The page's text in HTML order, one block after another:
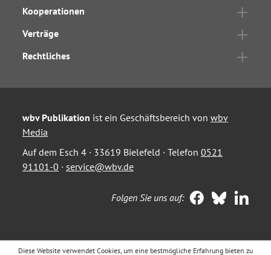
Kooperationen
Verträge
Rechtliches
wbv Publikation ist ein Geschäftsbereich von wbv
Media
Auf dem Esch 4 · 33619 Bielefeld · Telefon 0521
91101-0 · service@wbv.de
Folgen Sie uns auf:
Diese Website verwendet Cookies, um eine bestmögliche Erfahrung bieten zu